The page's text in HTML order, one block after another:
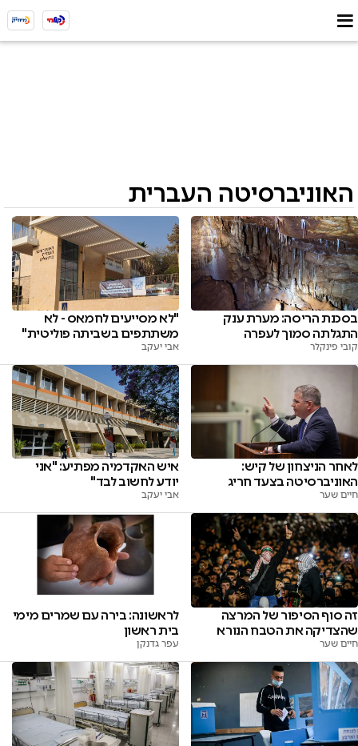
האוניברסיטה העברית
בסכנת הריסה: מערת ענק
התגלתה סמוך לעפרה
קובי פינקלר
"לא מסייעים לחמאס - לא
משתתפים בשביתה פוליטית"
אבי יעקב
לאחר הניצחון של קיש:
האוניברסיטה בצעד חריג
חיים שער
איש האקדמיה מפתיע: "אני
יודע לחשוב לבד"
אבי יעקב
זה סוף הסיפור של המרצה
שהצדיקה את הטבח הנורא
חיים שער
לראשונה: בירה עם שמרים מימי
בית ראשון
עפר גדנקן